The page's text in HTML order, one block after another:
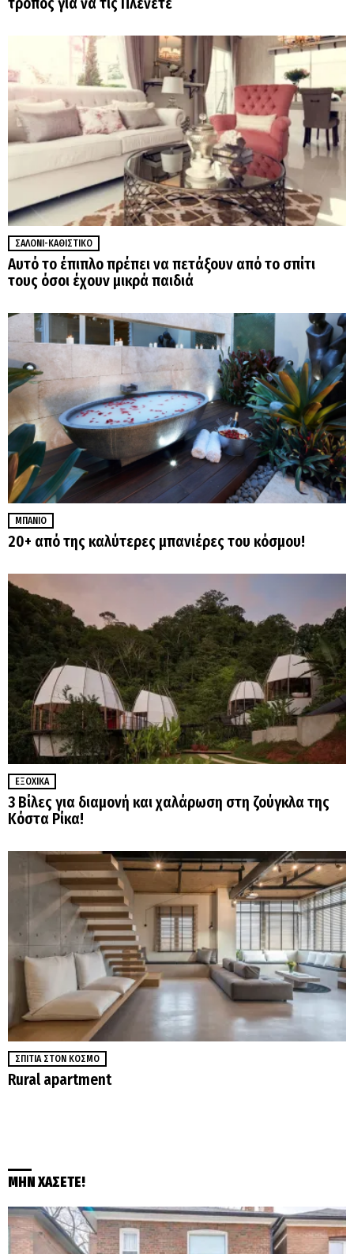
ΣΑΛΌΝΙ-ΚΑΘΙΣΤΙΚΌ
Αυτό το έπιπλο πρέπει να πετάξουν από το σπίτι
τους όσοι έχουν μικρά παιδιά
ΜΠΆΝΙΟ
20+ από της καλύτερες μπανιέρες του κόσμου!
ΕΞΟΧΙΚΆ
3 Βίλες για διαμονή και χαλάρωση στη ζούγκλα της
Κόστα Ρίκα!
ΣΠΊΤΙΑ ΣΤΟΝ ΚΌΣΜΟ
Rural apartment
ΜΗΝ ΧΑΣΕΤΕ!